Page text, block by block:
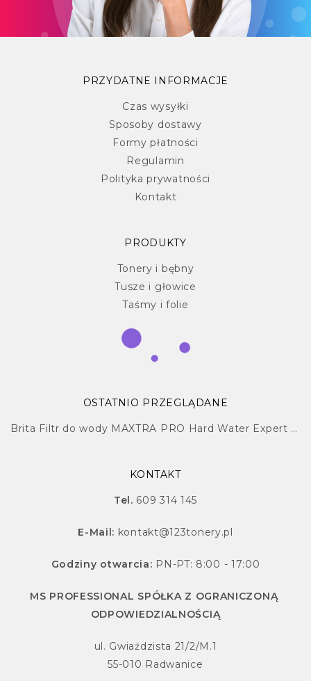
PRZYDATNE INFORMACJE
Czas wysyłki
Sposoby dostawy
Formy płatności
Regulamin
Polityka prywatności
Kontakt
PRODUKTY
Tonery i bębny
Tusze i głowice
Taśmy i folie
OSTATNIO PRZEGLĄDANE
Brita Filtr do wody MAXTRA PRO Hard Water Expert | 2 szt.
KONTAKT
Tel. 609 314 145
E-Mail: kontakt@123tonery.pl
Godziny otwarcia: PN-PT: 8:00 - 17:00
MS PROFESSIONAL SPÓŁKA Z OGRANICZONĄ
ODPOWIEDZIALNOŚCIĄ
ul. Gwiaździsta 21/2/M.1
55-010 Radwanice